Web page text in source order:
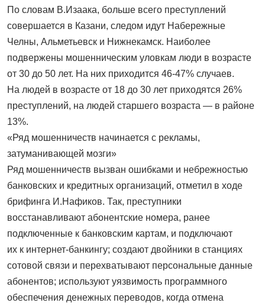
По словам В.Изаака, больше всего преступлений
совершается в Казани, следом идут Набережные
Челны, Альметьевск и Нижнекамск. Наиболее
подвержены мошенническим уловкам люди в возрасте
от 30 до 50 лет. На них приходится 46-47% случаев.
На людей в возрасте от 18 до 30 лет приходятся 26%
преступлений, на людей старшего возраста — в районе
13%.
«Ряд мошенничеств начинается с рекламы,
затуманивающей мозги»
Ряд мошенничеств вызван ошибками и небрежностью
банковских и кредитных организаций, отметил в ходе
брифинга И.Нафиков. Так, преступники
восстанавливают абонентские номера, ранее
подключенные к банковским картам, и подключают
их к интернет-банкингу; создают двойники в станциях
сотовой связи и перехватывают персональные данные
абонентов; используют уязвимость программного
обеспечения денежных переводов, когда отмена